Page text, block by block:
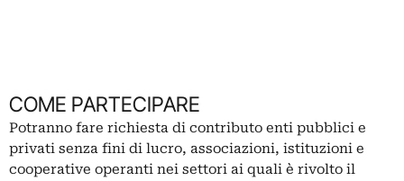
COME PARTECIPARE
Potranno fare richiesta di contributo enti pubblici e
privati senza fini di lucro, associazioni, istituzioni e
cooperative operanti nei settori ai quali è rivolto il